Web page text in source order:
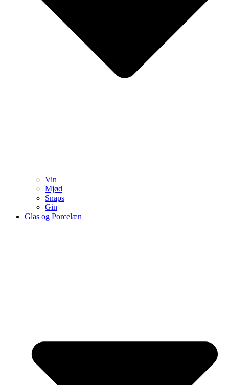
Vin
Mjød
Snaps
Gin
Glas og Porcelæn